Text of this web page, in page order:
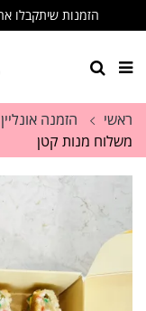
הזמנות שיתקבלו אחרי השעה 8:00
תודה על ההבנה,
ראשי הזמנה אונליין
משלוח מנות קטן